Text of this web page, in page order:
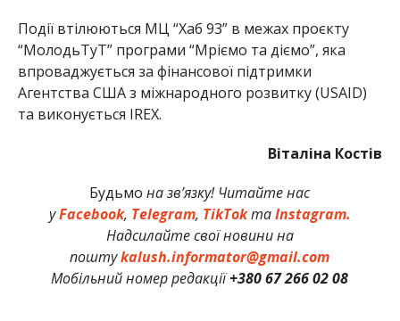
Події втілюються МЦ “Хаб 93” в межах проєкту
“МолодьТуТ” програми “Мріємо та діємо”, яка
впроваджується за фінансової підтримки
Агентства США з міжнародного розвитку (USAID)
та виконується IREX.
Віталіна Костів
Будьмо на зв’язку! Читайте нас
уFacebook, Telegram, TikTokтаInstagram.
Надсилайте свої новини на
поштуkalush.informator@gmail.com
Мобільний номер редакції+380 67 266 02 08